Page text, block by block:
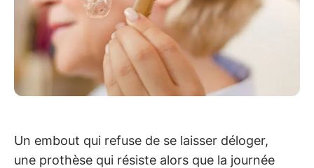
Un embout qui refuse de se laisser déloger,
une prothèse qui résiste alors que la journée